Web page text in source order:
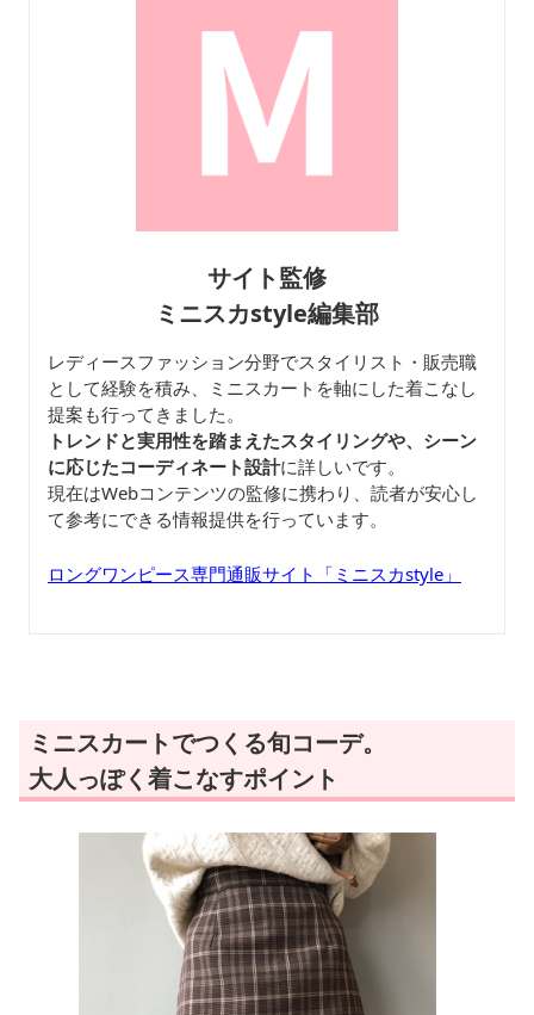
サイト監修
ミニスカstyle編集部
レディースファッション分野でスタイリスト・販売職
として経験を積み、ミニスカートを軸にした着こなし
提案も行ってきました。
トレンドと実用性を踏まえたスタイリングや、シーン
に応じたコーディネート設計に詳しいです。
現在はWebコンテンツの監修に携わり、読者が安心し
て参考にできる情報提供を行っています。
ロングワンピース専門通販サイト「ミニスカstyle」
ミニスカートでつくる旬コーデ。
大人っぽく着こなすポイント